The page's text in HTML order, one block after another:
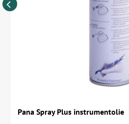
Pana Spray Plus instrumentolie